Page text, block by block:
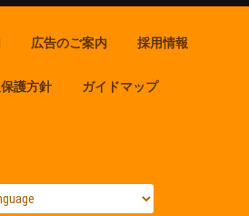
広告のご案内 採用情報
護方針 ガイドマップ